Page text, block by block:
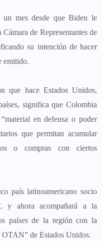
mes desde que Biden le
de Representantes de
su intención de hacer
emitido.
que hace Estados Unidos,
significa que Colombia
en defensa o poder
que permitan acumular
o compras con ciertos
país latinoamericano socio
y ahora acompañará a la
países de la región con la
de Estados Unidos.